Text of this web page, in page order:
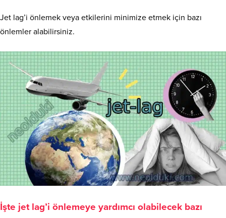
Jet lag’i önlemek veya etkilerini minimize etmek için bazı
önlemler alabilirsiniz.
İşte jet lag’i önlemeye yardımcı olabilecek bazı